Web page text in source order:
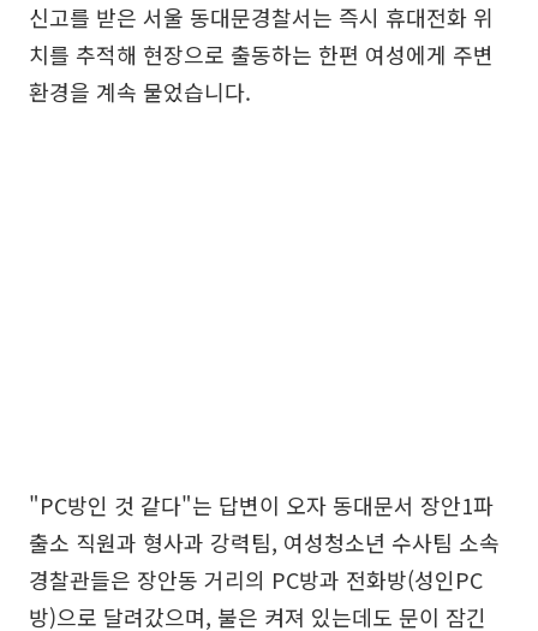
신고를 받은 서울 동대문경찰서는 즉시 휴대전화 위
치를 추적해 현장으로 출동하는 한편 여성에게 주변
환경을 계속 물었습니다.
"PC방인 것 같다"는 답변이 오자 동대문서 장안1파
출소 직원과 형사과 강력팀, 여성청소년 수사팀 소속
경찰관들은 장안동 거리의 PC방과 전화방(성인PC
방)으로 달려갔으며, 불은 켜져 있는데도 문이 잠긴